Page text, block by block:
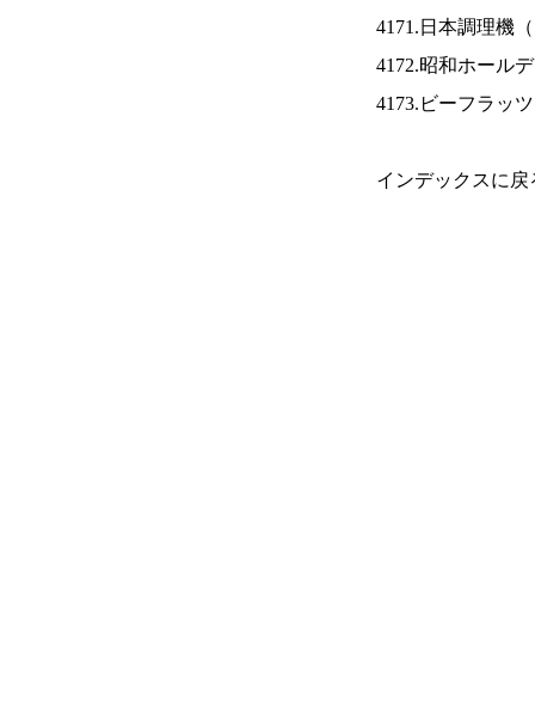
4171.日本調理機（
4172.昭和ホール
4173.ビーフラッ
インデックスに戻